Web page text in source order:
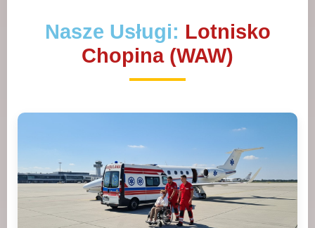
Nasze Usługi: Lotnisko
Chopina (WAW)